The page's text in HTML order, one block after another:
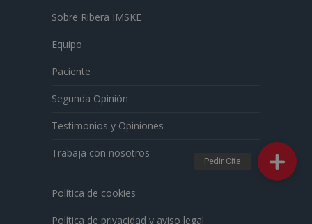
Sobre Ribera IMSKE
Equipo
Paciente
Segunda Opinión
Testimonios y Opiniones
Trabaja con nosotros
Política de cookies
Política de privacidad y aviso legal